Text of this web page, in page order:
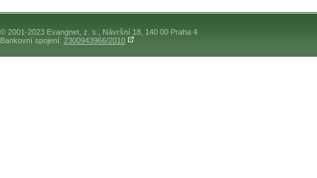
© 2001-2023 Evangnet, z. s., Návršní 18, 140 00 Praha 4
Bankovní spojení: 2300943966/2010